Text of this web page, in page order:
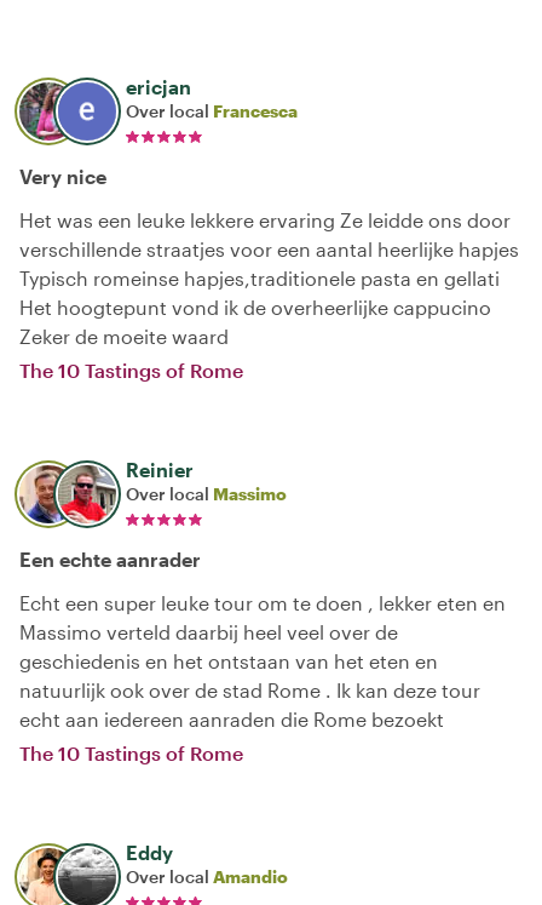
ericjan
Over local Francesca
Very nice
Het was een leuke lekkere ervaring Ze leidde ons door
verschillende straatjes voor een aantal heerlijke hapjes
Typisch romeinse hapjes,traditionele pasta en gellati
Het hoogtepunt vond ik de overheerlijke cappucino
Zeker de moeite waard
The 10 Tastings of Rome
Reinier
Over local Massimo
Een echte aanrader
Echt een super leuke tour om te doen , lekker eten en
Massimo verteld daarbij heel veel over de
geschiedenis en het ontstaan van het eten en
natuurlijk ook over de stad Rome . Ik kan deze tour
echt aan iedereen aanraden die Rome bezoekt
The 10 Tastings of Rome
Eddy
Over local Amandio